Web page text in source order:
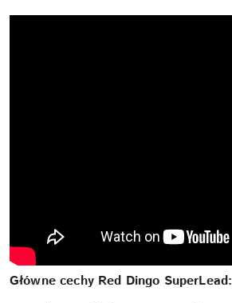
Główne cechy Red Dingo SuperLead: